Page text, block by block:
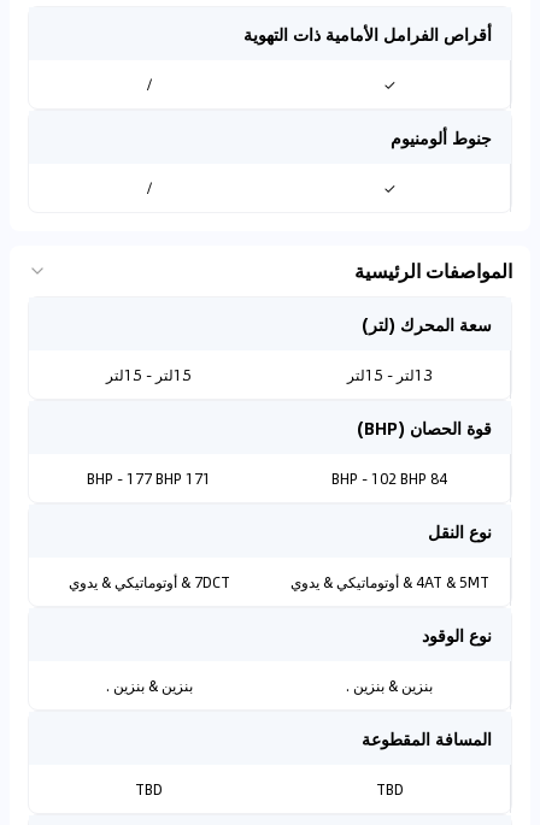
أقراص الفرامل الأمامية ذات التهوية
✓
/
جنوط ألومنيوم
✓
/
المواصفات الرئيسية
سعة المحرك (لتر)
1.3لتر - 1.5لتر 1.5لتر - 1.5لتر
قوة الحصان (BHP)
84 BHP - 102 BHP
171 BHP - 177 BHP
نوع النقل
4AT & 5MT & أوتوماتيكي & يدوي 7DCT & أوتوماتيكي & يدوي
نوع الوقود
بنزين & بنزين . بنزين & بنزين .
المسافة المقطوعة
TBD
TBD